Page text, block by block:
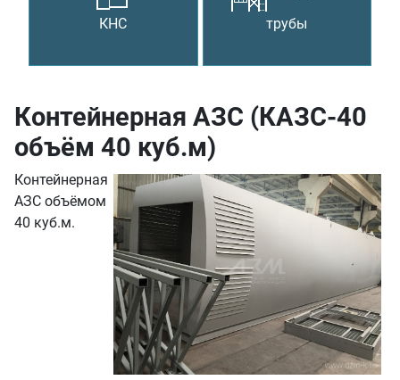
КНС
трубы
Контейнерная АЗС (КАЗС-40
объём 40 куб.м)
Контейнерная
АЗС объёмом
40 куб.м.